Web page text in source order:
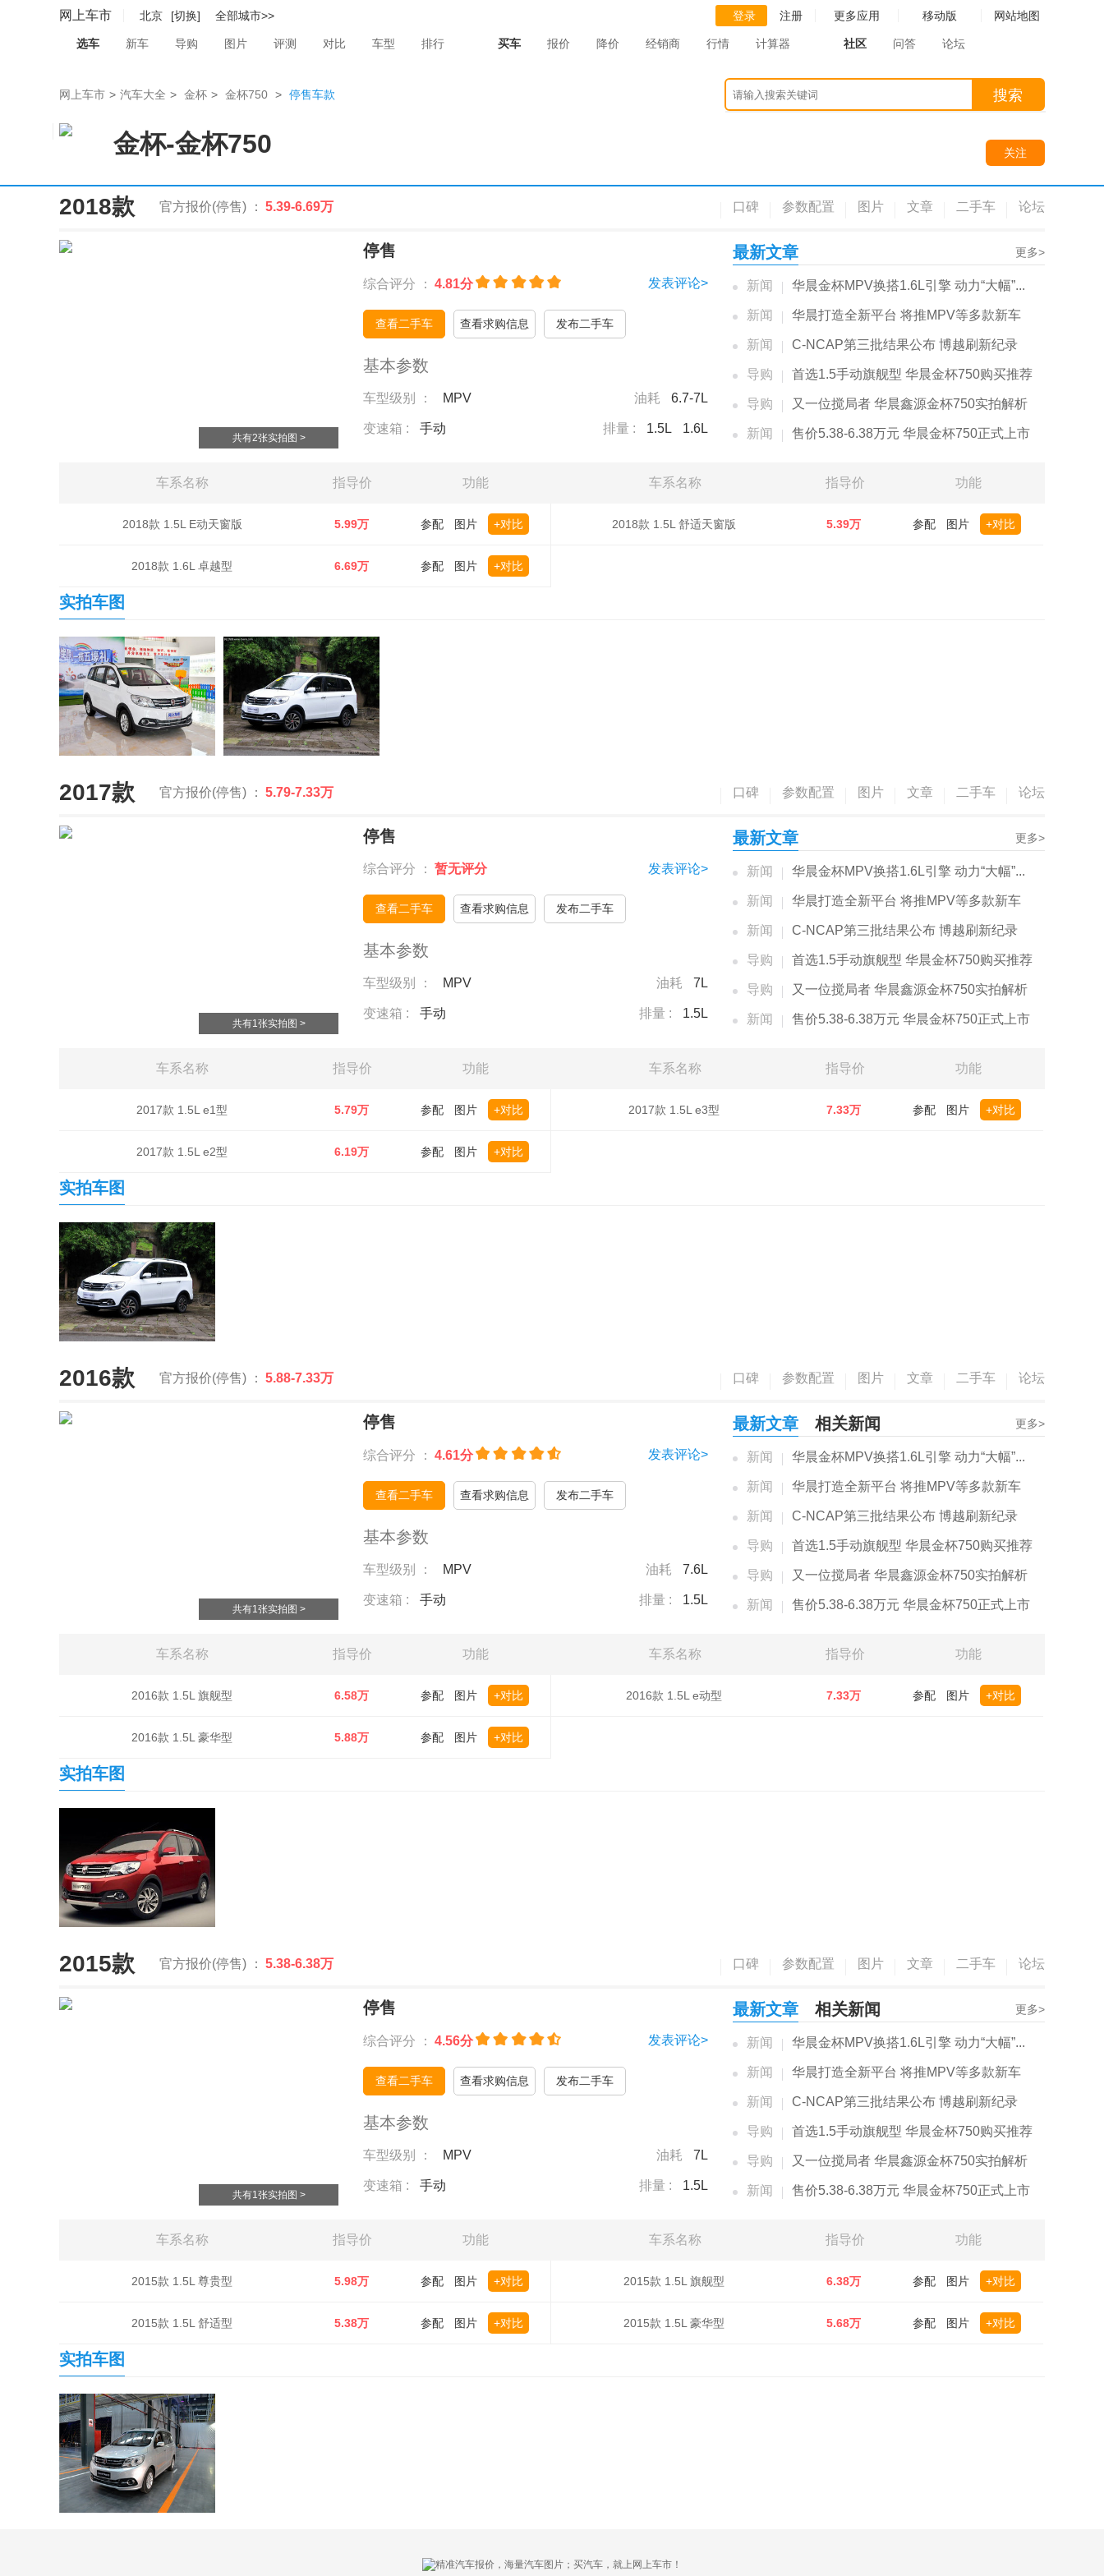
网上车市 北京 [切换] 全部城市>> 登录 注册 更多应用 移动版 网站地图
选车 新车 导购 图片 评测 对比 车型 排行 买车 报价 降价 经销商 行情 计算器 社区 问答 论坛
网上车市 > 汽车大全 > 金杯 > 金杯750 > 停售车款 搜索
金杯-金杯750 关注
2018款 官方报价(停售) ： 5.39-6.69万 口碑 参数配置 图片 文章 二手车 论坛
共有2张实拍图 >
停售
综合评分 ： 4.81分 发表评论>
查看二手车 查看求购信息 发布二手车
基本参数
车型级别 ： MPV 油耗 6.7-7L
变速箱 : 手动 排量 : 1.5L 1.6L
最新文章 更多>
新闻 华晨金杯MPV换搭1.6L引擎 动力“大幅”...
新闻 华晨打造全新平台 将推MPV等多款新车
新闻 C-NCAP第三批结果公布 博越刷新纪录
导购 首选1.5手动旗舰型 华晨金杯750购买推荐
导购 又一位搅局者 华晨鑫源金杯750实拍解析
新闻 售价5.38-6.38万元 华晨金杯750正式上市
车系名称 指导价 功能 车系名称 指导价 功能
2018款 1.5L E动天窗版 5.99万 参配 图片 +对比
2018款 1.6L 卓越型 6.69万 参配 图片 +对比
2018款 1.5L 舒适天窗版 5.39万 参配 图片 +对比
实拍车图
2017款 官方报价(停售) ： 5.79-7.33万 口碑 参数配置 图片 文章 二手车 论坛
共有1张实拍图 >
停售
综合评分 ： 暂无评分 发表评论>
查看二手车 查看求购信息 发布二手车
基本参数
车型级别 ： MPV 油耗 7L
变速箱 : 手动 排量 : 1.5L
最新文章 更多>
新闻 华晨金杯MPV换搭1.6L引擎 动力“大幅”...
新闻 华晨打造全新平台 将推MPV等多款新车
新闻 C-NCAP第三批结果公布 博越刷新纪录
导购 首选1.5手动旗舰型 华晨金杯750购买推荐
导购 又一位搅局者 华晨鑫源金杯750实拍解析
新闻 售价5.38-6.38万元 华晨金杯750正式上市
车系名称 指导价 功能 车系名称 指导价 功能
2017款 1.5L e1型 5.79万 参配 图片 +对比
2017款 1.5L e2型 6.19万 参配 图片 +对比
2017款 1.5L e3型 7.33万 参配 图片 +对比
实拍车图
2016款 官方报价(停售) ： 5.88-7.33万 口碑 参数配置 图片 文章 二手车 论坛
共有1张实拍图 >
停售
综合评分 ： 4.61分 发表评论>
查看二手车 查看求购信息 发布二手车
基本参数
车型级别 ： MPV 油耗 7.6L
变速箱 : 手动 排量 : 1.5L
最新文章 相关新闻 更多>
新闻 华晨金杯MPV换搭1.6L引擎 动力“大幅”...
新闻 华晨打造全新平台 将推MPV等多款新车
新闻 C-NCAP第三批结果公布 博越刷新纪录
导购 首选1.5手动旗舰型 华晨金杯750购买推荐
导购 又一位搅局者 华晨鑫源金杯750实拍解析
新闻 售价5.38-6.38万元 华晨金杯750正式上市
车系名称 指导价 功能 车系名称 指导价 功能
2016款 1.5L 旗舰型 6.58万 参配 图片 +对比
2016款 1.5L 豪华型 5.88万 参配 图片 +对比
2016款 1.5L e动型 7.33万 参配 图片 +对比
实拍车图
2015款 官方报价(停售) ： 5.38-6.38万 口碑 参数配置 图片 文章 二手车 论坛
共有1张实拍图 >
停售
综合评分 ： 4.56分 发表评论>
查看二手车 查看求购信息 发布二手车
基本参数
车型级别 ： MPV 油耗 7L
变速箱 : 手动 排量 : 1.5L
最新文章 相关新闻 更多>
新闻 华晨金杯MPV换搭1.6L引擎 动力“大幅”...
新闻 华晨打造全新平台 将推MPV等多款新车
新闻 C-NCAP第三批结果公布 博越刷新纪录
导购 首选1.5手动旗舰型 华晨金杯750购买推荐
导购 又一位搅局者 华晨鑫源金杯750实拍解析
新闻 售价5.38-6.38万元 华晨金杯750正式上市
车系名称 指导价 功能 车系名称 指导价 功能
2015款 1.5L 尊贵型 5.98万 参配 图片 +对比
2015款 1.5L 舒适型 5.38万 参配 图片 +对比
2015款 1.5L 旗舰型 6.38万 参配 图片 +对比
2015款 1.5L 豪华型 5.68万 参配 图片 +对比
实拍车图